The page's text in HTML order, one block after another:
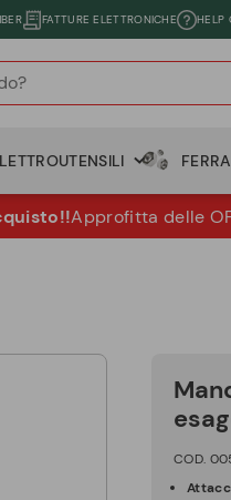
FATTURE ELETTRONICHE HELP
Approfitta delle
COD.